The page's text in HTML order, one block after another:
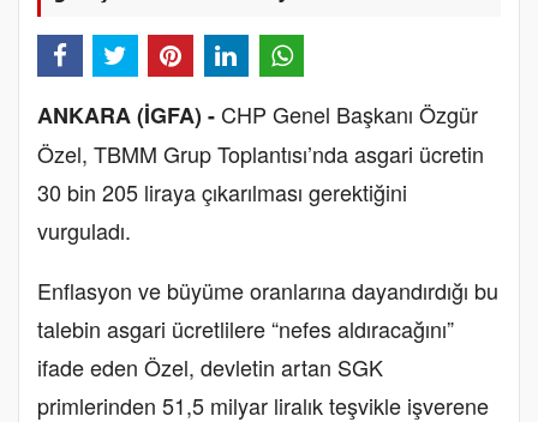
ANKARA (İGFA) - CHP Genel Başkanı Özgür
Özel, TBMM Grup Toplantısı’nda asgari ücretin
30 bin 205 liraya çıkarılması gerektiğini
vurguladı.
Enflasyon ve büyüme oranlarına dayandırdığı bu
talebin asgari ücretlilere “nefes aldıracağını”
ifade eden Özel, devletin artan SGK
primlerinden 51,5 milyar liralık teşvikle işverene